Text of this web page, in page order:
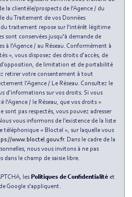
ans
50,60 %
22,74 %
0,94
45,96 %
0,90 %
99,10 %
6,18 %
la clientèle/prospects de l'Agence / du
du Traitement de vos Données
du traitement repose sur l'intérêt légitime
sont conservées jusqu'à demande de
à l'Agence / au Réseau. Conformément à
», vous disposez des droits d’accès, de
de limitation et de portabilité
retirer votre consentement à tout
l’Agence / Le Réseau. Consultez le
d’informations sur vos droits. Si vous
l'Agence / le Réseau, que vos droits «
sont pas respectés, vous pouvez adresser
vous informons de l’existence de la liste
téléphonique « Bloctel », sur laquelle vous
www.bloctel.gouv.fr. Dans le cadre de la
nous vous invitons à ne pas
dans le champ de saisie libre.
les Politiques de Confidentialité et
de Google s'appliquent.